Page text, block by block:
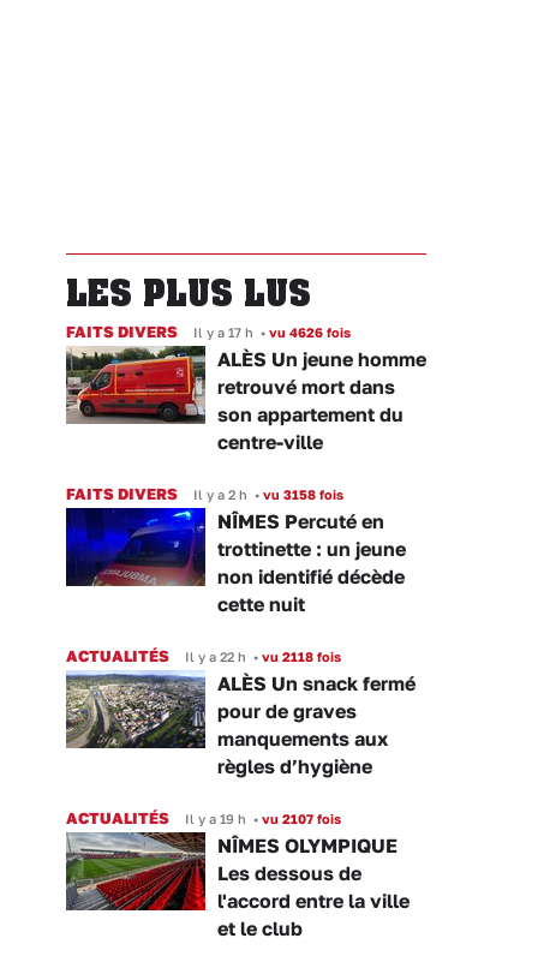
LES PLUS LUS
FAITS DIVERS Il y a 17 h • vu 4626 fois
ALÈS Un jeune homme
retrouvé mort dans
son appartement du
centre-ville
FAITS DIVERS Il y a 2 h • vu 3158 fois
NÎMES Percuté en
trottinette : un jeune
non identifié décède
cette nuit
ACTUALITÉS Il y a 22 h • vu 2118 fois
ALÈS Un snack fermé
pour de graves
manquements aux
règles d’hygiène
ACTUALITÉS Il y a 19 h • vu 2107 fois
NÎMES OLYMPIQUE
Les dessous de
l'accord entre la ville
et le club